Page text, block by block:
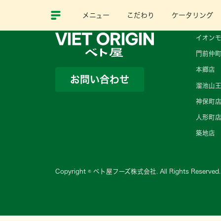
メニュー こだわり ケータリング
お問い合わせ
イオン
門前仲
本郷店
溜池山
神保町店
人形町店
築地店
Copyright © ベト屋フーズ株式会社. All Rights Reserved.